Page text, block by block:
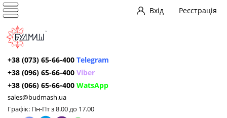
Вхід Реєстрація
+38 (073) 65-66-400 Telegram
+38 (096) 65-66-400 Viber
+38 (066) 65-66-400 WatsApp
sales@budmash.ua
Графік: Пн-Пт з 8.00 до 17.00